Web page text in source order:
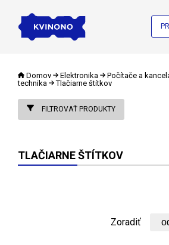
Domov Elektronika Počítače a
technika
Tlačiarne štítkov
FILTROVAŤ PRODUKTY
TLAČIARNE ŠTÍTKOV
Zoradiť